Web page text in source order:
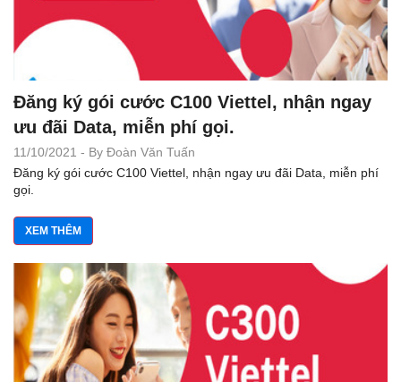
Đăng ký gói cước C100 Viettel, nhận ngay
ưu đãi Data, miễn phí gọi.
11/10/2021 - By Đoàn Văn Tuấn
Đăng ký gói cước C100 Viettel, nhận ngay ưu đãi Data, miễn phí
gọi.
XEM THÊM